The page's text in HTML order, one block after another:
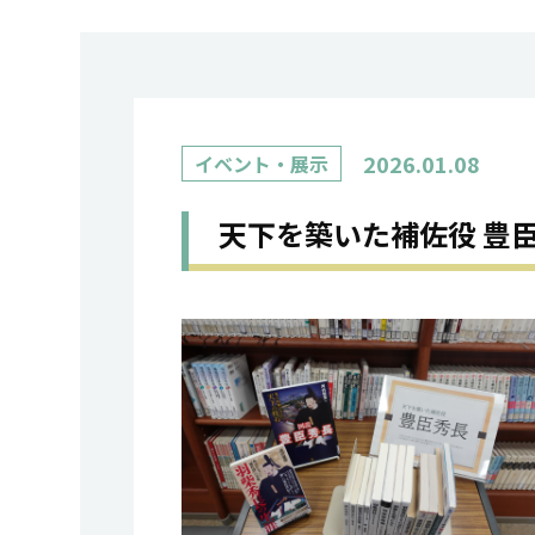
イベント・展示 2026.01.08
天下を築いた補佐役 豊